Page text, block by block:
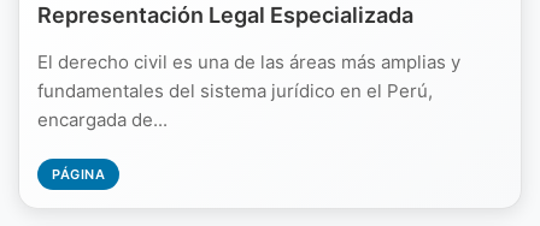
Representación Legal Especializada
El derecho civil es una de las áreas más amplias y
fundamentales del sistema jurídico en el Perú,
encargada de...
PÁGINA